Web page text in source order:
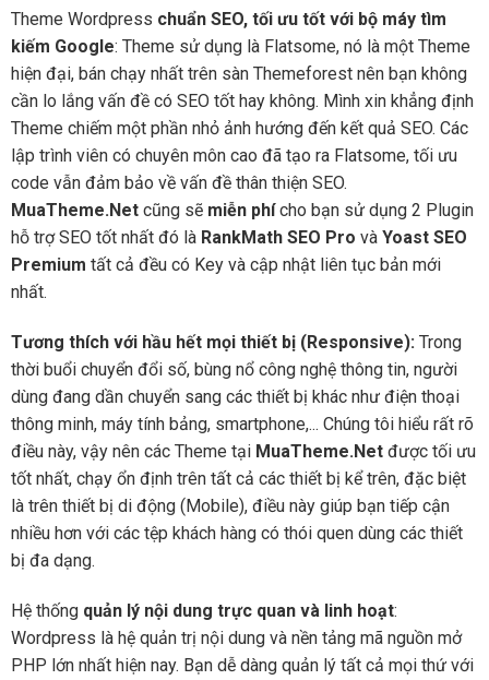
Theme Wordpress chuẩn SEO, tối ưu tốt với bộ máy tìm
kiếm Google: Theme sử dụng là Flatsome, nó là một Theme
hiện đại, bán chạy nhất trên sàn Themeforest nên bạn không
cần lo lắng vấn đề có SEO tốt hay không. Mình xin khẳng định
Theme chiếm một phần nhỏ ảnh hướng đến kết quả SEO. Các
lập trình viên có chuyên môn cao đã tạo ra Flatsome, tối ưu
code vẫn đảm bảo về vấn đề thân thiện SEO.
MuaTheme.Net cũng sẽ miễn phícho bạn sử dụng 2 Plugin
hỗ trợ SEO tốt nhất đó là RankMath SEO Pro và Yoast SEO
Premium tất cả đều có Key và cập nhật liên tục bản mới
nhất.
Tương thích với hầu hết mọi thiết bị (Responsive): Trong
thời buổi chuyển đổi số, bùng nổ công nghệ thông tin, người
dùng đang dần chuyển sang các thiết bị khác như điện thoại
thông minh, máy tính bảng, smartphone,... Chúng tôi hiểu rất rõ
điều này, vậy nên các Theme tại MuaTheme.Net được tối ưu
tốt nhất, chạy ổn định trên tất cả các thiết bị kể trên, đặc biệt
là trên thiết bị di động (Mobile), điều này giúp bạn tiếp cận
nhiều hơn với các tệp khách hàng có thói quen dùng các thiết
bị đa dạng.
Hệ thống quản lý nội dung trực quan và linh hoạt:
Wordpress là hệ quản trị nội dung và nền tảng mã nguồn mở
PHP lớn nhất hiện nay. Bạn dễ dàng quản lý tất cả mọi thứ với